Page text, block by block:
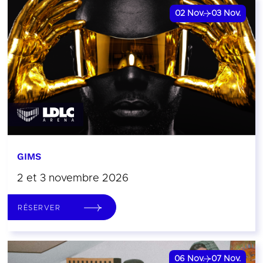
02 Nov. 03 Nov.
GIMS
2 et 3 novembre 2026
RÉSERVER
06 Nov. 07 Nov.